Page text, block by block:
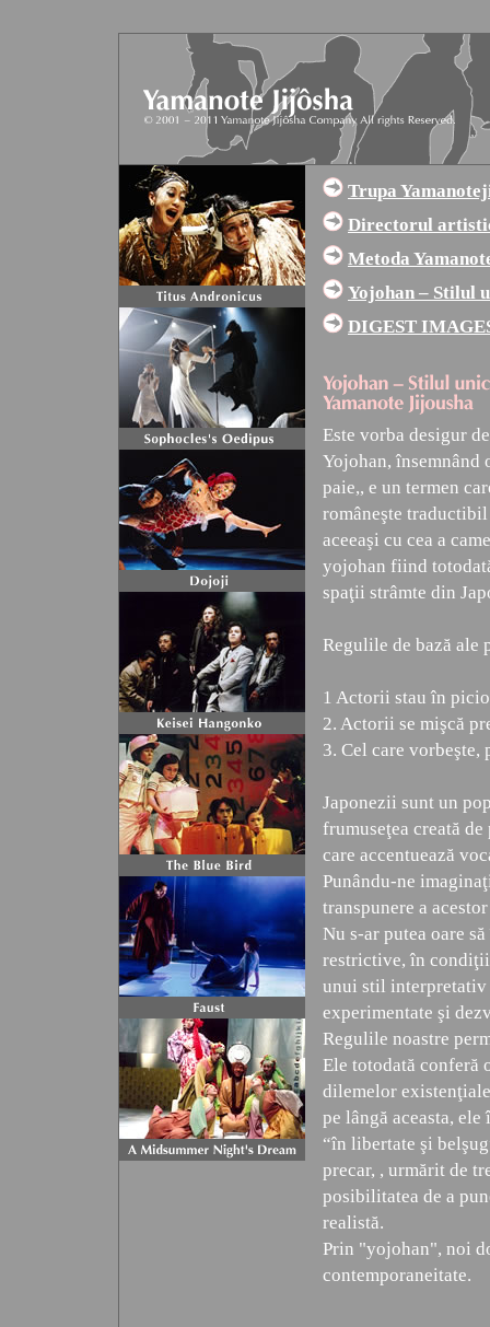
Trupa
Directorul
Metoda
Yojohan – Stilul
DIGEST
Este vorba desigur
Yojohan, însemnând
paie,, e un termen
româneşte traductibil
aceeaşi cu cea a
yojohan fiind
spaţii strâmte din
Regulile de bază
1 Actorii stau în
2. Actorii se mişcă
3. Cel care vorbeşte,
Japonezii sunt un
frumuseţea creată
care accentuează
Punându-ne
transpunere a
Nu s-ar putea oare
restrictive, în
unui stil interpretativ
experimentate şi
Regulile noastre
Ele totodată conferă
dilemelor
pe lângă aceasta,
“în libertate şi
precar, , urmărit de
posibilitatea de a
realistă.
Prin "yojohan", noi
contemporaneitate.